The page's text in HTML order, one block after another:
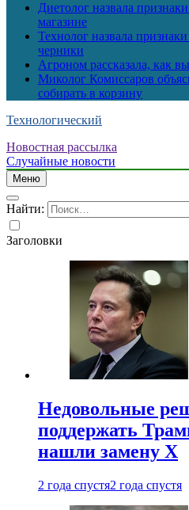
Диетолог назвала
магазине
Технолог назвала
черники
Агроном рассказала, как
Миколог Комиссаров
собирать в корзину
Технологический
Новостная рассылка
Случайные новости
Меню
Найти:
Заголовки
Недовольные
поддержать
нашли замену X
2 года спустя2 года спустя